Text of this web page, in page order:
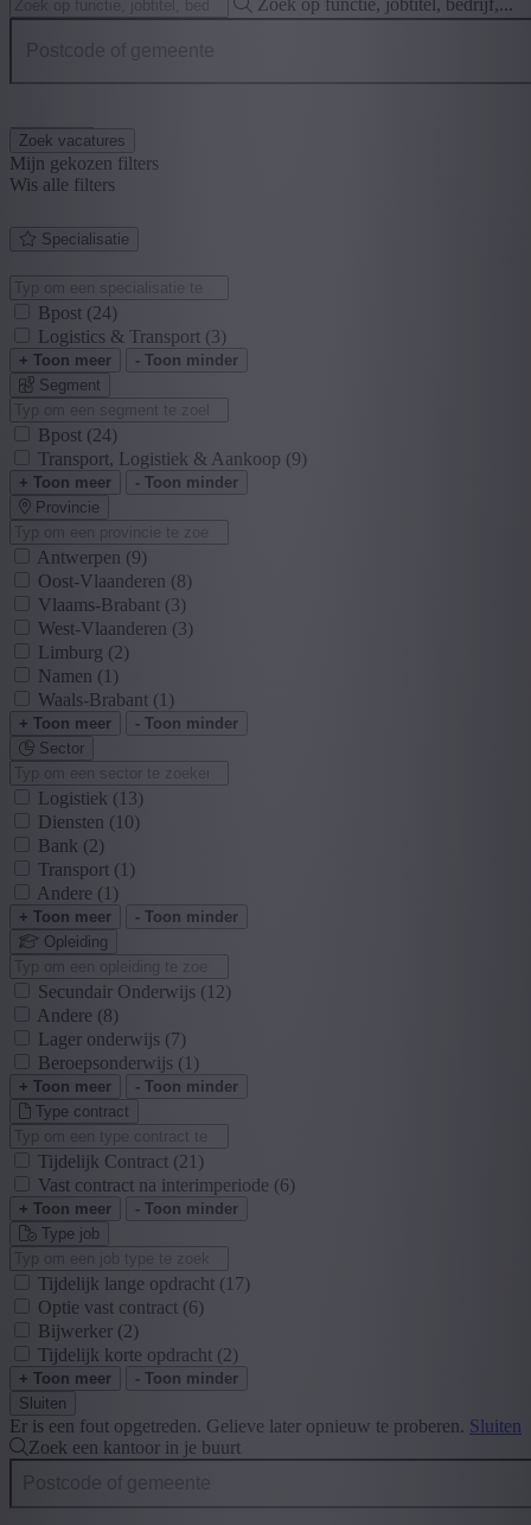
Zoek op functie, jobtitel, bedrijf,...
Zoek vacatures
Mijn gekozen filters
Wis alle filters
Specialisatie
Bpost (24)
Logistics & Transport (3)
+ Toon meer
- Toon minder
Segment
Bpost (24)
Transport, Logistiek & Aankoop (9)
+ Toon meer
- Toon minder
Provincie
Antwerpen (9)
Oost-Vlaanderen (8)
Vlaams-Brabant (3)
West-Vlaanderen (3)
Limburg (2)
Namen (1)
Waals-Brabant (1)
+ Toon meer
- Toon minder
Sector
Logistiek (13)
Diensten (10)
Bank (2)
Transport (1)
Andere (1)
+ Toon meer
- Toon minder
Opleiding
Secundair Onderwijs (12)
Andere (8)
Lager onderwijs (7)
Beroepsonderwijs (1)
+ Toon meer
- Toon minder
Type contract
Tijdelijk Contract (21)
Vast contract na interimperiode (6)
+ Toon meer
- Toon minder
Type job
Tijdelijk lange opdracht (17)
Optie vast contract (6)
Bijwerker (2)
Tijdelijk korte opdracht (2)
+ Toon meer
- Toon minder
Sluiten
Er is een fout opgetreden. Gelieve later opnieuw te proberen. Sluiten
Zoek een kantoor in je buurt